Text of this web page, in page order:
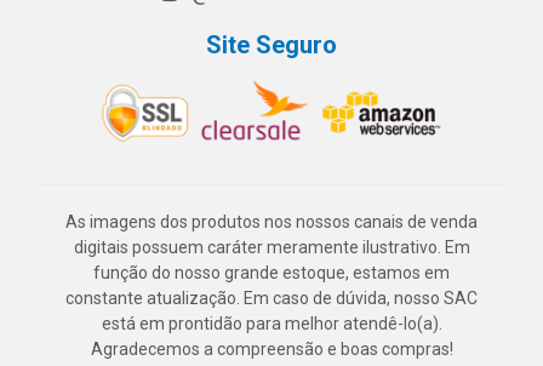
Site Seguro
As imagens dos produtos nos nossos canais de venda
digitais possuem caráter meramente ilustrativo. Em
função do nosso grande estoque, estamos em
constante atualização. Em caso de dúvida, nosso SAC
está em prontidão para melhor atendê-lo(a).
Agradecemos a compreensão e boas compras!